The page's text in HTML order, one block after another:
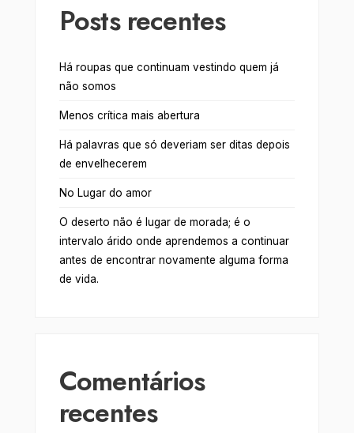
Posts recentes
Há roupas que continuam vestindo quem já
não somos
Menos crítica mais abertura
Há palavras que só deveriam ser ditas depois
de envelhecerem
No Lugar do amor
O deserto não é lugar de morada; é o
intervalo árido onde aprendemos a continuar
antes de encontrar novamente alguma forma
de vida.
Comentários
recentes